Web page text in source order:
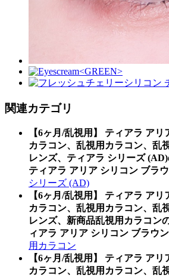
関連カテゴリ
【6ヶ月/乱視用】 ティアラ ア
カラコン、乱視用カラコン、乱
レンズ、ティアラ シリーズ (AD)
ティアラ アリア シリコン ブラ
シリーズ (AD)
【6ヶ月/乱視用】 ティアラ ア
カラコン、乱視用カラコン、乱
レンズ、新商品乱視用カラコン
ィアラ アリア シリコン ブラウ
用カラコン
【6ヶ月/乱視用】 ティアラ ア
カラコン、乱視用カラコン、乱